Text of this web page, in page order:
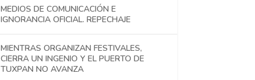
MEDIOS DE COMUNICACIÓN E
IGNORANCIA OFICIAL. REPECHAJE
MIENTRAS ORGANIZAN FESTIVALES,
CIERRA UN INGENIO Y EL PUERTO DE
TUXPAN NO AVANZA